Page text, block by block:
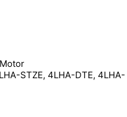
STZE, 4LHA-DTE, 4LHA-